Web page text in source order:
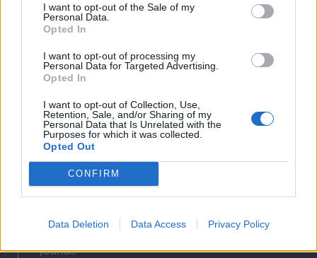
I want to opt-out of the Sale of my
Personal Data.
Opted In
I want to opt-out of processing my
Personal Data for Targeted Advertising.
Opted In
I want to opt-out of Collection, Use,
Retention, Sale, and/or Sharing of my
Personal Data that Is Unrelated with the
Purposes for which it was collected.
Opted Out
CONFIRM
Data Deletion Data Access Privacy Policy
Sütibeállítások
Médiatér
Liget
Krónika
Bihari Napló
Erdélyi Napló
Főtér
Rádió GaGa
Jóállás